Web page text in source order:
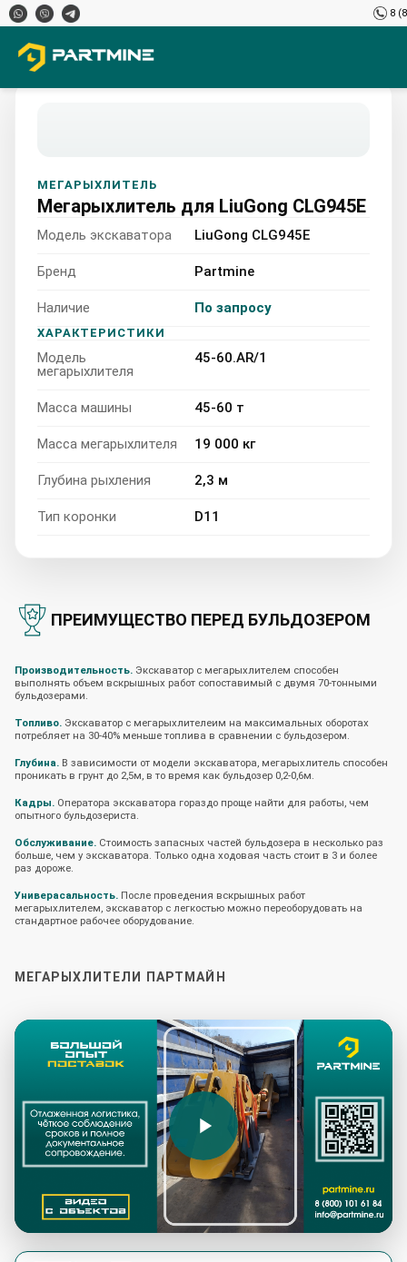
8
LiuGong CLG945E 45-
60.AR/1 45-60 т
МЕГАРЫХЛИТЕЛЬ
Мегарыхлитель для LiuGong CLG945E
Модель экскаватора LiuGong CLG945E
Бренд Partmine
Наличие По запросу
ХАРАКТЕРИСТИКИ
Модель
мегарыхлителя
45-60.AR/1
Масса машины 45-60 т
Масса мегарыхлителя 19 000 кг
Глубина рыхления 2,3 м
Тип коронки D11
ПРЕИМУЩЕСТВО ПЕРЕД БУЛЬДОЗЕРОМ
Производительность. Экскаватор с мегарыхлителем способен
выполнять объем вскрышных работ сопоставимый с двумя 70-тонными
бульдозерами.
Топливо. Экскаватор с мегарыхлителеим на максимальных оборотах
потребляет на 30-40% меньше топлива в сравнении с бульдозером.
Глубина. В зависимости от модели экскаватора, мегарыхлитель способен
проникать в грунт до 2,5м, в то время как бульдозер 0,2-0,6м.
Кадры. Оператора экскаватора гораздо проще найти для работы, чем
опытного бульдозериста.
Обслуживание. Стоимость запасных частей бульдозера в несколько раз
больше, чем у экскаватора. Только одна ходовая часть стоит в 3 и более
раз дороже.
Универасальность. После проведения вскрышных работ
мегарыхлителем, экскаватор с легкостью можно переоборудовать на
стандартное рабочее оборудование.
МЕГАРЫХЛИТЕЛИ ПАРТМАЙН